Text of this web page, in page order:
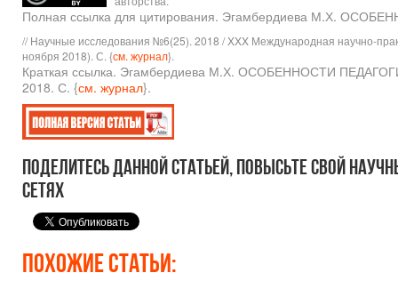
Полная ссылка для цитирования. Эгамбердиева М.Х.
// Научные исследования №6(25). 2018 / XXX Международная научно-
ноября 2018). С. {см. журнал}.
Краткая ссылка. Эгамбердиева М.Х. ОСОБЕННОСТИ
2018. С. {см. журнал}.
Поделитесь данной статьей, повысьте свой
сетях
Похожие статьи: